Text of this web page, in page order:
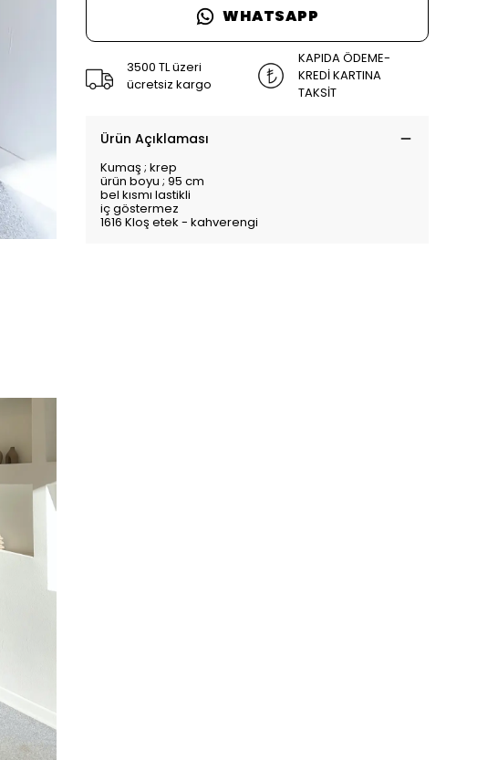
WHATSAPP
3500 TL üzeri
ücretsiz kargo
KAPIDA ÖDEME-
KREDİ KARTINA
TAKSİT
Ürün Açıklaması
Kumaş ; krep
ürün boyu ; 95 cm
bel kısmı lastikli
iç göstermez
1616 Kloş etek - kahverengi